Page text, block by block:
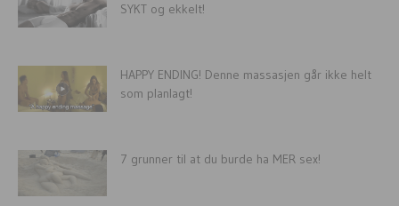
SYKT og ekkelt!
HAPPY ENDING! Denne massasjen går ikke helt
som planlagt!
7 grunner til at du burde ha MER sex!